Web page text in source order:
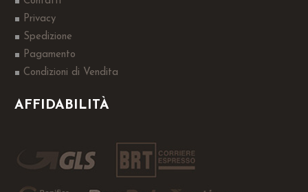
Privacy
Spedizione
Pagamento
Condizioni di Vendita
AFFIDABILITÀ